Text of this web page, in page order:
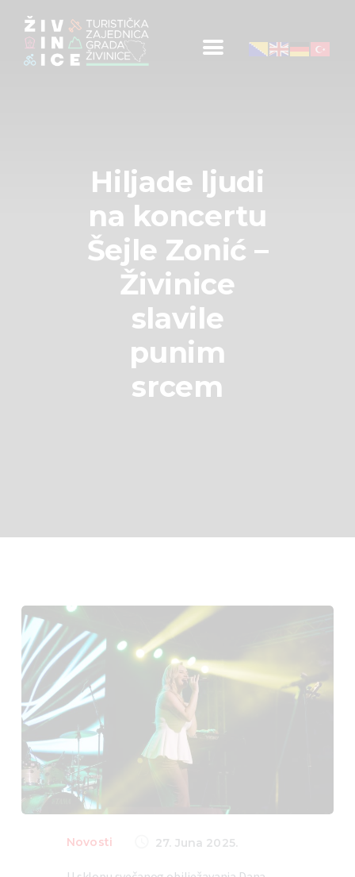
Hiljade ljudi
na koncertu
Šejle Zonić –
Živinice
slavile
punim
srcem
Početna
Informacije za turiste
Obavještenja
Kontakt
Novosti 27. Juna 2025.